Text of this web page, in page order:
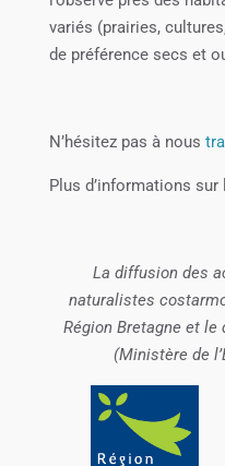
variés (prairies,
de préférence secs et
N’hésitez pas à nous
Plus d’informations sur
La diffusion des
naturalistes
Région Bretagne et
(Ministère de